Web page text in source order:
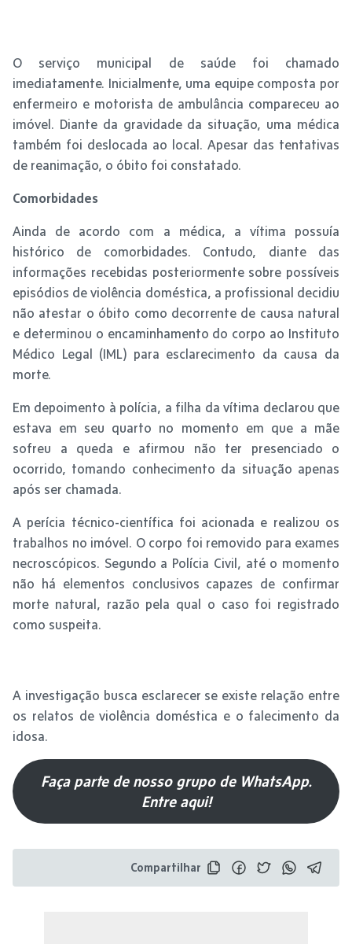
O serviço municipal de saúde foi chamado
imediatamente. Inicialmente, uma equipe composta por
enfermeiro e motorista de ambulância compareceu ao
imóvel. Diante da gravidade da situação, uma médica
também foi deslocada ao local. Apesar das tentativas
de reanimação, o óbito foi constatado.
Comorbidades
Ainda de acordo com a médica, a vítima possuía
histórico de comorbidades. Contudo, diante das
informações recebidas posteriormente sobre possíveis
episódios de violência doméstica, a profissional decidiu
não atestar o óbito como decorrente de causa natural
e determinou o encaminhamento do corpo ao Instituto
Médico Legal (IML) para esclarecimento da causa da
morte.
Em depoimento à polícia, a filha da vítima declarou que
estava em seu quarto no momento em que a mãe
sofreu a queda e afirmou não ter presenciado o
ocorrido, tomando conhecimento da situação apenas
após ser chamada.
A perícia técnico-científica foi acionada e realizou os
trabalhos no imóvel. O corpo foi removido para exames
necroscópicos. Segundo a Polícia Civil, até o momento
não há elementos conclusivos capazes de confirmar
morte natural, razão pela qual o caso foi registrado
como suspeita.
A investigação busca esclarecer se existe relação entre
os relatos de violência doméstica e o falecimento da
idosa.
Faça parte de nosso grupo de WhatsApp.
Entre aqui!
Compartilhar